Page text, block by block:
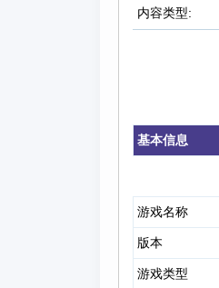
内容类型:
基本信息
游戏名称
版本
游戏类型